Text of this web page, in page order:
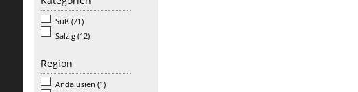
Süß (21)
Salzig (12)
Region
Andalusien (1)